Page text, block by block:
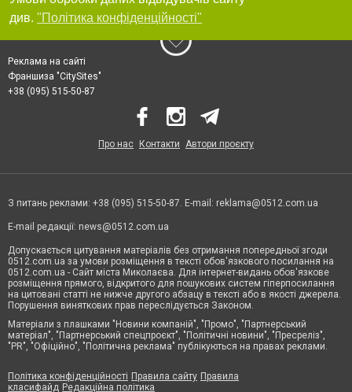
див. "Політика конфіденційності"
Реклама на сайті
Франшиза "CitySites"
+38 (095) 515-50-87
Про нас Контакти Автори проєкту
З питань реклами: +38 (095) 515-50-87. E-mail: reklama@0512.com.ua
E-mail редакції: news@0512.com.ua
Допускається цитування матеріалів без отримання попередньої згоди
0512.com.ua за умови розміщення в тексті обов'язкового посилання на
0512.com.ua - Сайт міста Миколаєва. Для інтернет-видань обов'язкове
розміщення прямого, відкритого для пошукових систем гіперпосилання
на цитовані статті не нижче другого абзацу в тексті або в якості джерела.
Порушення виняткових прав переслідується Законом.
Матеріали з плашками "Новини компаній", "Промо", "Партнерський
матеріал", "Партнерський спецпроєкт", "Політичні новини", "Пресреліз",
"PR", "Офіційно", "Політична реклама" публікуються на правах реклами.
Політика конфіденційності Правила сайту Правила
класифайд Редакційна політика